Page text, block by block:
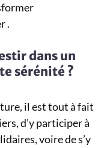
.
dans un
sérénité ?
il est tout à fait
d’y participer à
voire de s’y